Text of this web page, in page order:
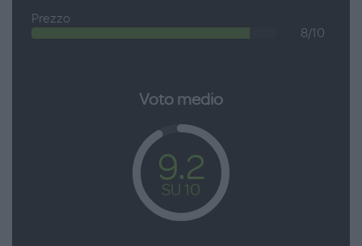
Prezzo
8/10
Voto medio
9.2
SU 10